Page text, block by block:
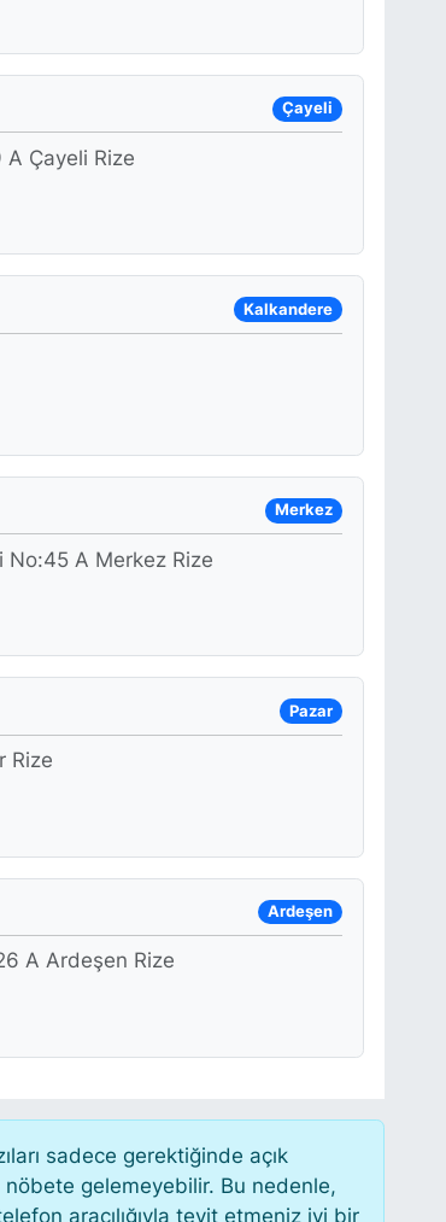
Çayeli
Çayeli Rize
Kalkandere
Merkez
A Merkez Rize
Pazar
Rize
Ardeşen
A Ardeşen Rize
sadece gerektiğinde açık
gelemeyebilir. Bu nedenle,
aracılığıyla teyit etmeniz iyi bir